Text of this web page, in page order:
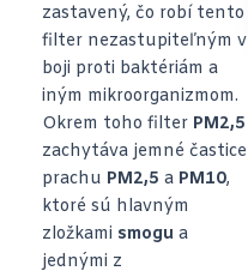
zastavený, čo robí tento
filter nezastupiteľným v
boji proti baktériám a
iným mikroorganizmom.
Okrem toho filter PM2,5
zachytáva jemné častice
prachu PM2,5 a PM10,
ktoré sú hlavným
zložkami smogu a
jednými z